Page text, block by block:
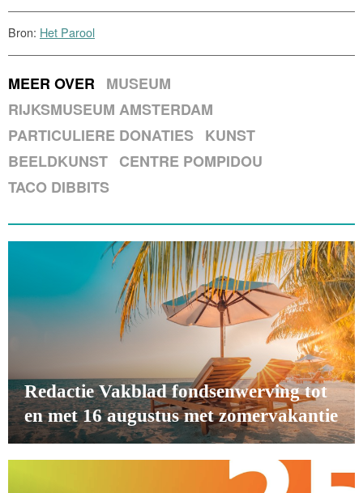
Bron: Het Parool
MEER OVER MUSEUM
RIJKSMUSEUM AMSTERDAM
PARTICULIERE DONATIES KUNST
BEELDKUNST CENTRE POMPIDOU
TACO DIBBITS
Redactie Vakblad fondsenwerving tot
en met 16 augustus met zomervakantie